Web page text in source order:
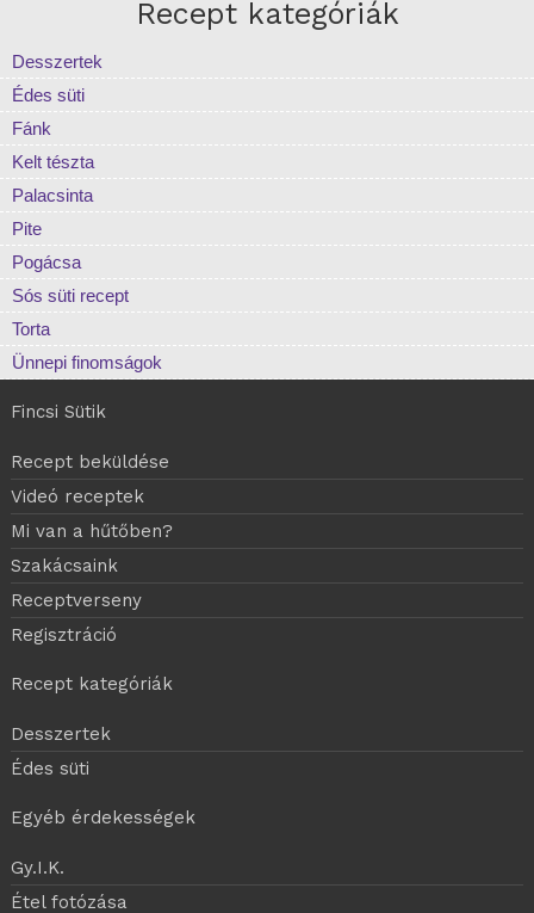
Recept kategóriák
Desszertek
Édes süti
Fánk
Kelt tészta
Palacsinta
Pite
Pogácsa
Sós süti recept
Torta
Ünnepi finomságok
Fincsi Sütik
Recept beküldése
Videó receptek
Mi van a hűtőben?
Szakácsaink
Receptverseny
Regisztráció
Recept kategóriák
Desszertek
Édes süti
Egyéb érdekességek
Gy.I.K.
Étel fotózása